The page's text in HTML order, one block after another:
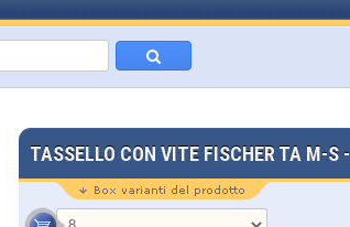
TASSELLO CON VITE FISCHER TA M-S